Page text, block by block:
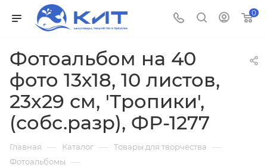
0
Фотоальбом на 40
фото 13х18, 10 листов,
23x29 см, 'Тропики',
(собс.разр), ФР-1277
Главная — Каталог — Товары для творчества —
Фотоальбомы —